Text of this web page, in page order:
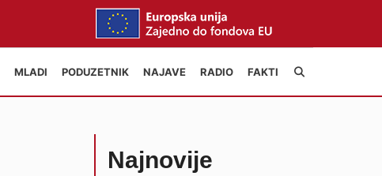
MLADI PODUZETNIK NAJAVE RADIO FAKTI
Najnovije